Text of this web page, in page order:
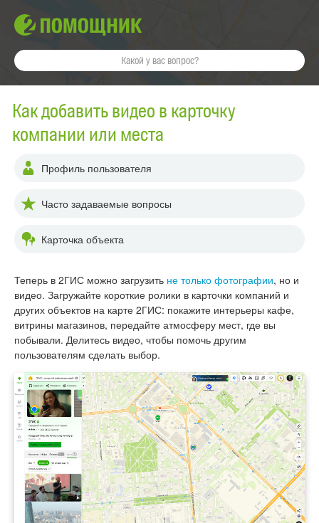
Как добавить видео в карточку
компании или места
Профиль пользователя
Часто задаваемые вопросы
Карточка объекта
Теперь в 2ГИС можно загрузить не только фотографии, но и
видео. Загружайте короткие ролики в карточки компаний и
других объектов на карте 2ГИС: покажите интерьеры кафе,
витрины магазинов, передайте атмосферу мест, где вы
побывали. Делитесь видео, чтобы помочь другим
пользователям сделать выбор.